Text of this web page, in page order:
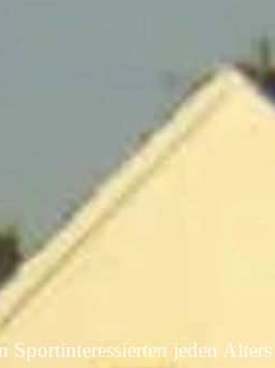
Sportinteressierten jeden